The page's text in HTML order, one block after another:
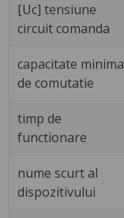
[Uc] tensiune
circuit comanda
capacitate minima
de comutatie
timp de
functionare
nume scurt al
dispozitivului